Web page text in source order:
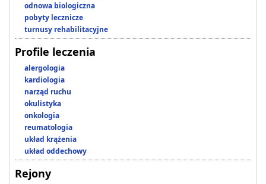
odnowa biologiczna
pobyty lecznicze
turnusy rehabilitacyjne
Profile leczenia
alergologia
kardiologia
narząd ruchu
okulistyka
onkologia
reumatologia
układ krążenia
układ oddechowy
Rejony